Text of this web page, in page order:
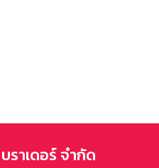
ราเดอร์ จำกัด